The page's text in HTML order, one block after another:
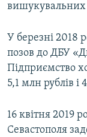
вишукувальних
У березні 2018
позов до ДБУ
Підприємство
5,1 млн рублів і
16 квітня 2019
Севастополя